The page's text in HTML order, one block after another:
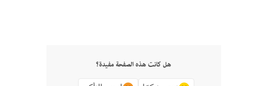
هل كانت هذه الصفحة مفيدة؟